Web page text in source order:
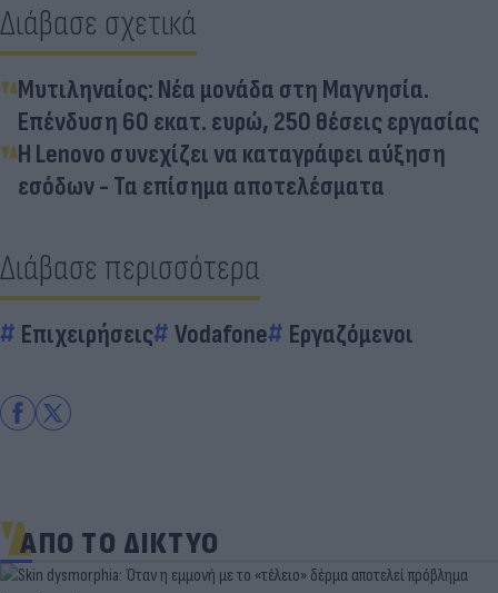
Διάβασε σχετικά
Μυτιληναίος: Νέα μονάδα στη Μαγνησία.
Επένδυση 60 εκατ. ευρώ, 250 θέσεις εργασίας
Η Lenovo συνεχίζει να καταγράφει αύξηση
εσόδων - Τα επίσημα αποτελέσματα
Διάβασε περισσότερα
Επιχειρήσεις Vodafone Εργαζόμενοι
ΑΠΟ ΤΟ ΔΙΚΤΥΟ